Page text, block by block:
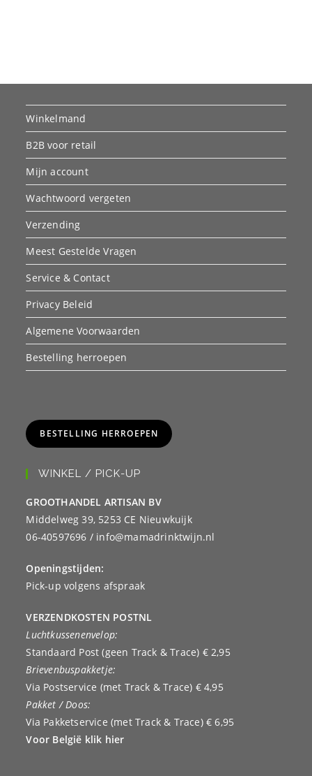
Winkelmand
B2B voor retail
Mijn account
Wachtwoord vergeten
Verzending
Meest Gestelde Vragen
Service & Contact
Privacy Beleid
Algemene Voorwaarden
Bestelling herroepen
BESTELLING HERROEPEN
WINKEL / PICK-UP
GROOTHANDEL ARTISAN BV
Middelweg 39, 5253 CE Nieuwkuijk
06-40597696 / info@mamadrinktwijn.nl
Openingstijden:
Pick-up volgens afspraak
VERZENDKOSTEN POSTNL
Luchtkussenenvelop:
Standaard Post (geen Track & Trace) € 2,95
Brievenbuspakketje:
Via Postservice (met Track & Trace) € 4,95
Pakket / Doos:
Via Pakketservice (met Track & Trace) € 6,95
Voor België klik hier